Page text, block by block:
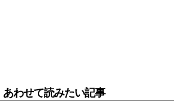
あわせて読みたい記事